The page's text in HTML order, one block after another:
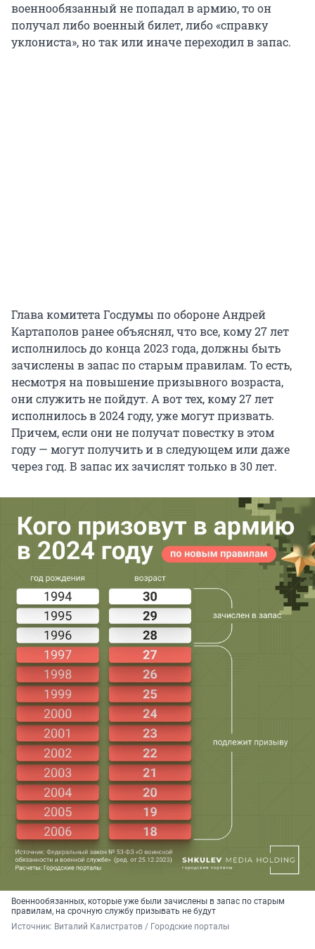
военнообязанный не попадал в армию, то он
получал либо военный билет, либо «справку
уклониста», но так или иначе переходил в запас.
Глава комитета Госдумы по обороне Андрей
Картаполов ранее объяснял, что все, кому 27 лет
исполнилось до конца 2023 года, должны быть
зачислены в запас по старым правилам. То есть,
несмотря на повышение призывного возраста,
они служить не пойдут. А вот тех, кому 27 лет
исполнилось в 2024 году, уже могут призвать.
Причем, если они не получат повестку в этом
году — могут получить и в следующем или даже
через год. В запас их зачислят только в 30 лет.
Военнообязанных, которые уже были зачислены в запас по старым
правилам, на срочную службу призывать не будут
Источник: Виталий Калистратов / Городские порталы